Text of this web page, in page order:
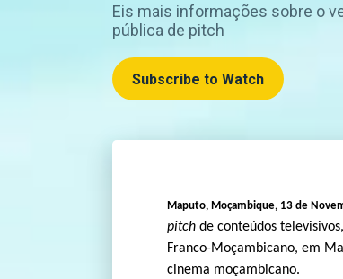
Eis mais informações sobre o
pública de pitch
Subscribe to Watch
Maputo, Moçambique, 13 de
pitch de conteúdos
Franco-Moçambicano, em
cinema moçambicano.